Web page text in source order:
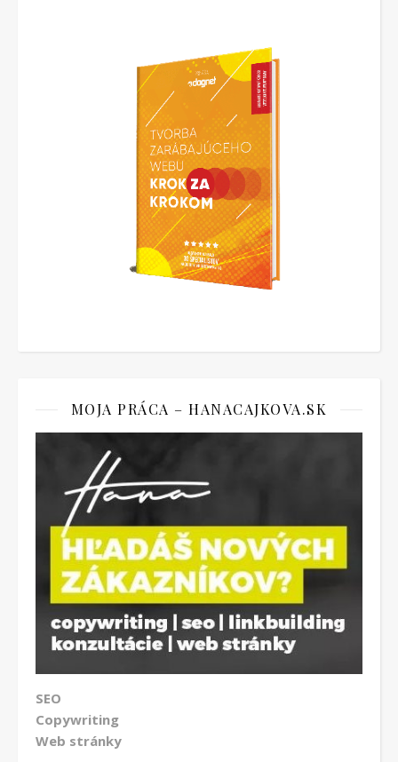
MOJA PRÁCA – HANACAJKOVA.SK
SEO
Copywriting
Web stránky